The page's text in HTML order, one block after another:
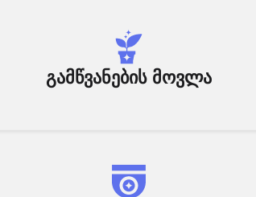
გამწვანების მოვლა